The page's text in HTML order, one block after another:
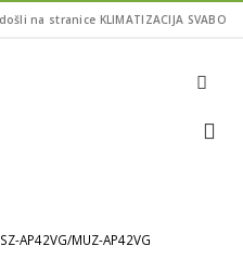
na stranice KLIMATIZACIJA SVABO
AP42VG/MUZ-AP42VG